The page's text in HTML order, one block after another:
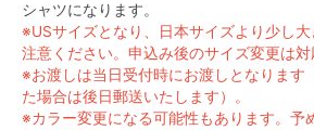
シャツになります。
※USサイズとなり、日本サイズより少し
注意ください。申込み後のサイズ変更は対
※お渡しは当日受付時にお渡しとなります
た場合は後日郵送いたします）。
※カラー変更になる可能性もあります。予